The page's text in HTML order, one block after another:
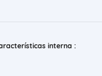
interna :